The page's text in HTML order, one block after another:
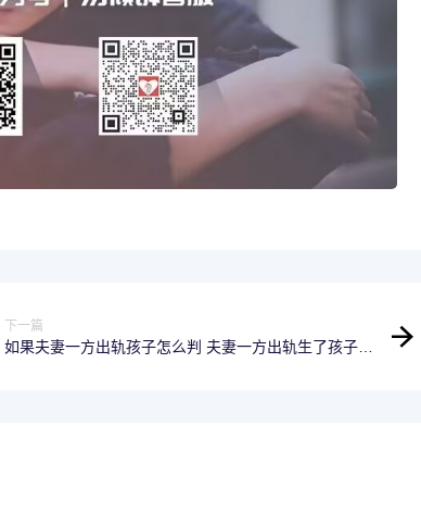
下一篇
如果夫妻一方出轨孩子怎么判 夫妻一方出轨生了孩子会